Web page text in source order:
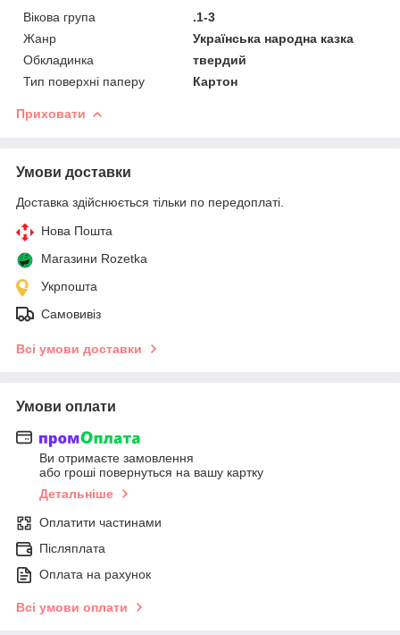
Вікова група
.1-3
Жанр
Українська народна казка
Обкладинка
твердий
Тип поверхні паперу
Картон
Приховати
Умови доставки
Доставка здійснюється тільки по передоплаті.
Нова Пошта
Магазини Rozetka
Укрпошта
Самовивіз
Всі умови доставки
Умови оплати
Ви отримаєте замовлення
або гроші повернуться на вашу картку
Детальніше
Оплатити частинами
Післяплата
Оплата на рахунок
Всі умови оплати